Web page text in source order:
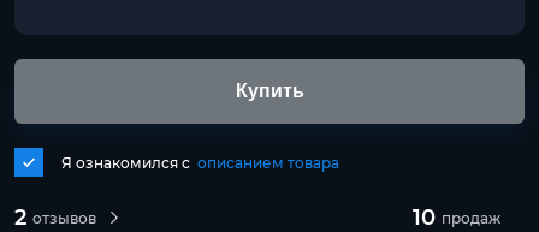
2 отзывов 10 продаж
Я ознакомился с описанием товара
Купить